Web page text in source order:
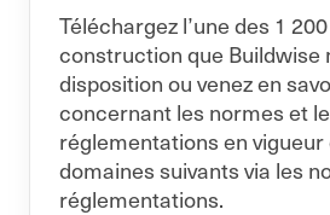
Téléchargez l’une des 1
construction que Buildwise
disposition ou venez en
concernant les normes et
réglementations en vigueur
domaines suivants via les
réglementations.